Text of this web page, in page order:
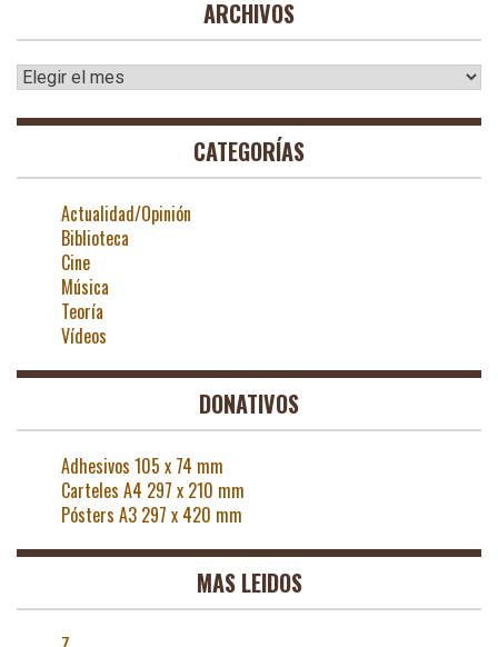
ARCHIVOS
Archivos
CATEGORÍAS
Actualidad/Opinión
Biblioteca
Cine
Música
Teoría
Vídeos
DONATIVOS
Adhesivos 105 x 74 mm
Carteles A4 297 x 210 mm
Pósters A3 297 x 420 mm
MAS LEIDOS